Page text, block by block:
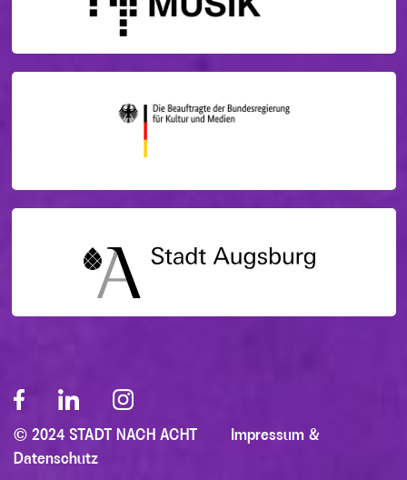
© 2024 STADT NACH ACHT
Impressum &
Datenschutz